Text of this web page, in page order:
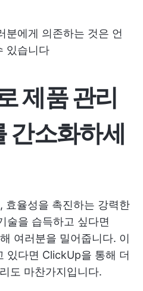
분에게 의존하는 것은 언
있습니다
제품 관리
간소화하세
효율성을 촉진하는 강력한
술을 습득하고 싶다면
여러분을 밀어줍니다. 이
있다면 ClickUp을 통해 더
도 마찬가지입니다.